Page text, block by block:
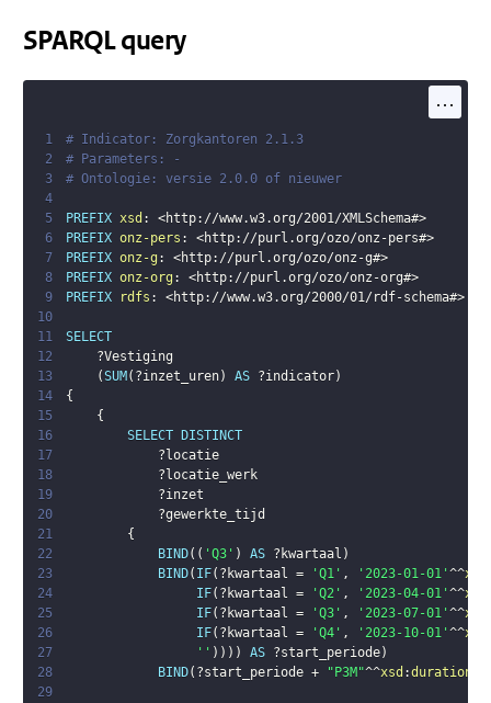
SPARQL query
...
1
# Indicator: Zorgkantoren 2.1.3
2
# Parameters: -
3
# Ontologie: versie 2.0.0 of nieuwer
4
5
PREFIX xsd : <http://www.w3.org/2001/XMLSchema#>
6
PREFIX onz-pers : <http://purl.org/ozo/onz-pers#>
7
PREFIX onz-g : <http://purl.org/ozo/onz-g#>
8
PREFIX onz-org : <http://purl.org/ozo/onz-org#>
9
PREFIX rdfs : <http://www.w3.org/2000/01/rdf-schema#>
10
11
SELECT
12
?Vestiging
13
(SUM ( ?inzet_uren) AS ?indicator)
14
{
15
{
16
SELECT
DISTINCT
17
?locatie
18
?locatie_werk
19
?inzet
20
?gewerkte_tijd
21
{
22
BIND( ( 'Q3' ) AS ?kwartaal )
23
BIND( IF( ?kwartaal = 'Q1' , '2023-01-01'^^xsd
24
IF( ?kwartaal = 'Q2' , '2023-04-01'^^xsd
25
IF( ?kwartaal = 'Q3' , '2023-07-01'^^xsd
26
IF( ?kwartaal = 'Q4' , '2023-10-01'^^xsd
27
'' ) ) ) ) AS ?start_periode)
28
BIND( ?start_periode + "P3M"^^xsd :duration
29